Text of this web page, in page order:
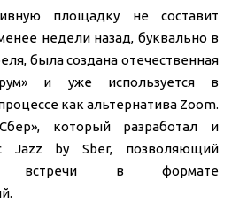
площадку не составит
недели назад, буквально в
была создана отечественная
и уже используется в
как альтернатива Zoom.
который разработал и
Jazz by Sber, позволяющий
встречи в формате